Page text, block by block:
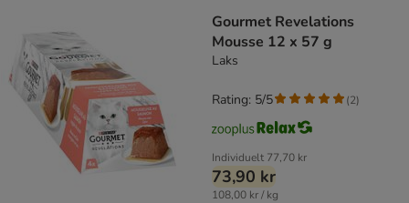
Gourmet Revelations
Mousse 12 x 57 g
Laks
Individuelt 77,70 kr
73,90 kr
108,00 kr / kg
Rating: 5/5 (2)